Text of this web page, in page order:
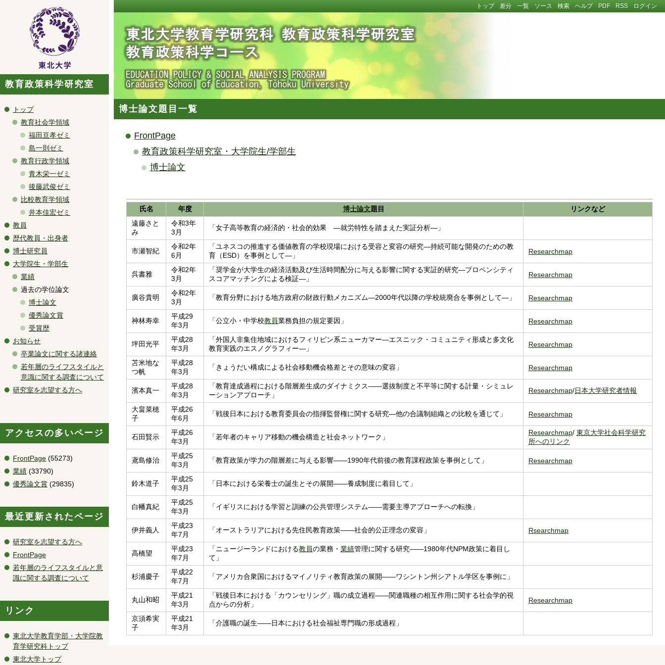
トップ 差分 一覧 ソース 検索 ヘルプ PDF RSS ログイン
博士論文題目一覧
FrontPage
教育政策科学研究室・大学院生/学部生
博士論文
氏名 年度 博士論文題目
リンクなど
遠藤さと
み
令和3年
3月
「女子高等教育の経済的・社会的効果 ―就労特性を踏まえた実証分析―」
市瀬智紀
令和2年
6月
「ユネスコの推進する価値教育の学校現場における受容と変容の研究―持続可能な開発のための教
育（ESD）を事例として―」
Researchmap
呉書雅
令和2年
3月
「奨学金が大学生の経済活動及び生活時間配分に与える影響に関する実証的研究―プロペンシティ
スコアマッチングによる検証―」
Researchmap
廣谷貴明
令和2年
3月
「教育分野における地方政府の財政行動メカニズム―2000年代以降の学校統廃合を事例として―」 Researchmap
神林寿幸
平成29
年3月
「公立小・中学校教員業務負担の規定要因」 Researchmap
坪田光平
平成28
年3月
「外国人非集住地域におけるフィリピン系ニューカマー―エスニック・コミュニティ形成と多文化
教育実践のエスノグラフィー―」
Researchmap
苫米地な
つ帆
平成28
年3月
「きょうだい構成による社会移動機会格差とその意味の変容」 Researchmap
濱本真一
平成28
年3月
「教育達成過程における階層差生成のダイナミクス――選抜制度と不平等に関する計量・シミュレ
ーションアプローチ」
Researchmap/日本大学研究者情報
大畠菜穂
子
平成26
年6月
「戦後日本における教育委員会の指揮監督権に関する研究―他の合議制組織との比較を通じて」 Researchmap
石田賢示
平成26
年3月
「若年者のキャリア移動の機会構造と社会ネットワーク」
Researchmap/ 東京大学社会科学研究
所へのリンク
鳶島修治
平成25
年3月
「教育政策が学力の階層差に与える影響――1990年代前後の教育課程政策を事例として」 Researchmap
鈴木道子
平成25
年3月
「日本における栄養士の誕生とその展開――養成制度に着目して」
白幡真紀
平成25
年3月
「イギリスにおける学習と訓練の公共管理システム――需要主導アプローチへの転換」
伊井義人
平成23
年7月
「オーストラリアにおける先住民教育政策――社会的公正理念の変容」 Rsearchmap
高橋望
平成23
年7月
「ニュージーランドにおける教員の業務・ 業績管理に関する研究――1980年代NPM政策に着目し
て」
杉浦慶子
平成22
年7月
「アメリカ合衆国におけるマイノリティ教育政策の展開――ワシントン州シアトル学区を事例に」
丸山和昭
平成21
年3月
「戦後日本における「カウンセリング」職の成立過程――関連職種の相互作用に関する社会学的視
点からの分析」
Researchmap
京須希実
子
平成21
年3月
「介護職の誕生――日本における社会福祉専門職の形成過程」
教育政策科学研究室
トップ
教育社会学領域
福田亘孝ゼミ
島一則ゼミ
教育行政学領域
青木栄一ゼミ
後藤武俊ゼミ
比較教育学領域
井本佳宏ゼミ
教員
歴代教員・出身者
博士研究員
大学院生・学部生
業績
過去の学位論文
博士論文
優秀論文賞
受賞歴
お知らせ
卒業論文に関する諸連絡
若年層のライフスタイルと
意識に関する調査について
研究室を志望する方へ
アクセスの多いページ
FrontPage (55273)
業績 (33790)
優秀論文賞 (29835)
最近更新されたページ
研究室を志望する方へ
FrontPage
若年層のライフスタイルと意
識に関する調査について
リンク
東北大学教育学部・大学院教
育学研究科トップ
東北大学トップ